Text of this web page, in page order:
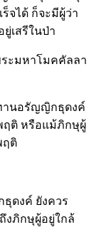
จได้ ก็จะมีผู้ว่า
เสรีในป่า
ะมหาโมคคัลลา
านอรัญญิกธุดงค์
ฤติ หรือแม้ภิกษุผู้
ฤติ
ดงค์ ยังควร
งภิกษุผู้อยู่ใกล้